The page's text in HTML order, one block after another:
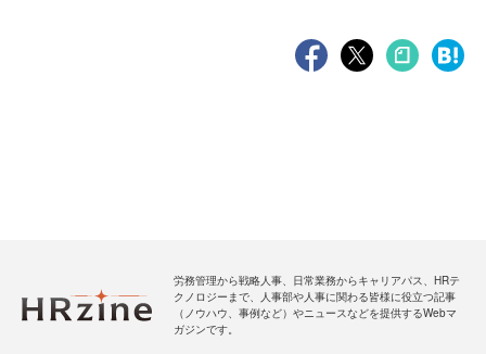
労務管理から戦略人事、日常業務からキャリアパス、HRテ
クノロジーまで、人事部や人事に関わる皆様に役立つ記事
（ノウハウ、事例など）やニュースなどを提供するWebマ
ガジンです。